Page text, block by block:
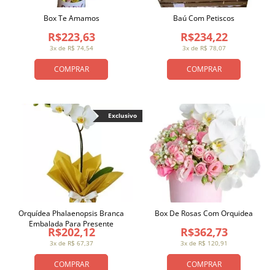
COMPRAR
3x de R$ 74,54
R$223,63
Box Te Amamos
COMPRAR
3x de R$ 78,07
R$234,22
Baú Com Petiscos
COMPRAR
3x de R$ 67,37
R$202,12
Orquídea Phalaenopsis Branca
Embalada Para Presente
Exclusivo
COMPRAR
3x de R$ 120,91
R$362,73
Box De Rosas Com Orquidea